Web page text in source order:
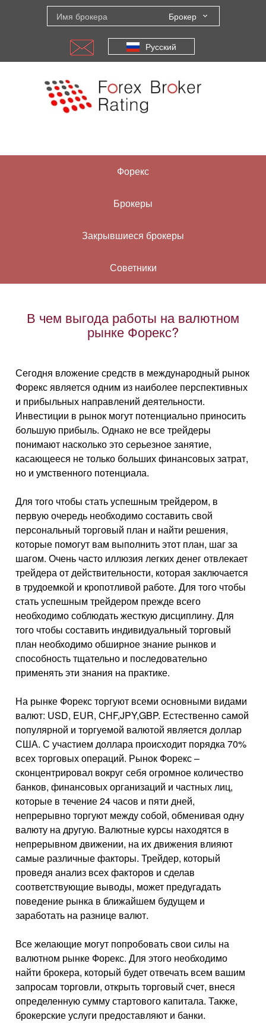
Брокер
Русский
Форекс
Брокеры
Закрывшиеся брокеры
Советники
В чем выгода работы на валютном
рынке Форекс?
Сегодня вложение средств в международный рынок
Форекс является одним из наиболее перспективных
и прибыльных направлений деятельности.
Инвестиции в рынок могут потенциально приносить
большую прибыль. Однако не все трейдеры
понимают насколько это серьезное занятие,
касающееся не только больших финансовых затрат,
но и умственного потенциала.
Для того чтобы стать успешным трейдером, в
первую очередь необходимо составить свой
персональный торговый план и найти решения,
которые помогут вам выполнить этот план, шаг за
шагом. Очень часто иллюзия легких денег отвлекает
трейдера от действительности, которая заключается
в трудоемкой и кропотливой работе. Для того чтобы
стать успешным трейдером прежде всего
необходимо соблюдать жесткую дисциплину. Для
того чтобы составить индивидуальный торговый
план необходимо обширное знание рынков и
способность тщательно и последовательно
применять эти знания на практике.
На рынке Форекс торгуют всеми основными видами
валют: USD, EUR, CHF,JPY,GBP. Естественно самой
популярной и торгуемой валютой является доллар
США. С участием доллара происходит порядка 70%
всех торговых операций. Рынок Форекс –
сконцентрировал вокруг себя огромное количество
банков, финансовых организаций и частных лиц,
которые в течение 24 часов и пяти дней,
непрерывно торгуют между собой, обменивая одну
валюту на другую. Валютные курсы находятся в
непрерывном движении, на их движения влияют
самые различные факторы. Трейдер, который
проведя анализ всех факторов и сделав
соответствующие выводы, может предугадать
поведение рынка в ближайшем будущем и
заработать на разнице валют.
Все желающие могут попробовать свои силы на
валютном рынке Форекс. Для этого необходимо
найти брокера, который будет отвечать всем вашим
запросам торговли, открыть торговый счет, внеся
определенную сумму стартового капитала. Также,
брокерские услуги предоставляют и банки.